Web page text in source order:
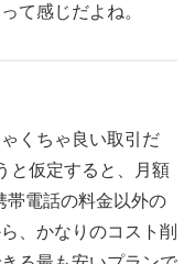
て感じだよね。
くちゃ良い取引だ
と仮定すると、月額
帯電話の料金以外の
、かなりのコスト削